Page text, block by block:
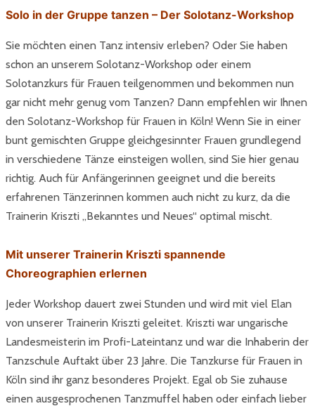
Solo in der Gruppe tanzen – Der Solotanz-Workshop
Sie möchten einen Tanz intensiv erleben? Oder Sie haben
schon an unserem Solotanz-Workshop oder einem
Solotanzkurs für Frauen teilgenommen und bekommen nun
gar nicht mehr genug vom Tanzen? Dann empfehlen wir Ihnen
den Solotanz-Workshop für Frauen in Köln! Wenn Sie in einer
bunt gemischten Gruppe gleichgesinnter Frauen grundlegend
in verschiedene Tänze einsteigen wollen, sind Sie hier genau
richtig. Auch für Anfängerinnen geeignet und die bereits
erfahrenen Tänzerinnen kommen auch nicht zu kurz, da die
Trainerin Kriszti „Bekanntes und Neues“ optimal mischt.
Mit unserer Trainerin Kriszti spannende
Choreographien erlernen
Jeder Workshop dauert zwei Stunden und wird mit viel Elan
von unserer Trainerin Kriszti geleitet. Kriszti war ungarische
Landesmeisterin im Profi-Lateintanz und war die Inhaberin der
Tanzschule Auftakt über 23 Jahre. Die Tanzkurse für Frauen in
Köln sind ihr ganz besonderes Projekt. Egal ob Sie zuhause
einen ausgesprochenen Tanzmuffel haben oder einfach lieber